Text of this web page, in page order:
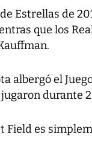
Estrellas de
que los
albergó el
durante
Field es